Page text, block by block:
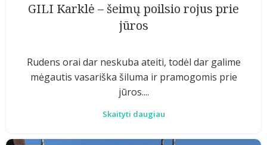
GILI Karklė – šeimų poilsio rojus prie
jūros
Rudens orai dar neskuba ateiti, todėl dar galime
mėgautis vasariška šiluma ir pramogomis prie
jūros....
Skaityti daugiau